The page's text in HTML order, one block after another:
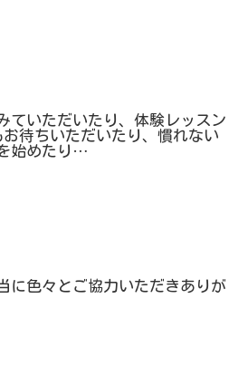
ていただいたり、体験レッスン
お待ちいただいたり、慣れない
始めたり …
に色々とご協力いただきありが